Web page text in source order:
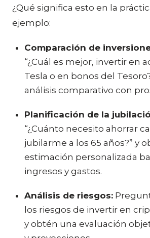
¿Qué significa esto en la
ejemplo:
Comparación de
“¿Cuál es mejor, invertir en
Tesla o en bonos del
análisis comparativo con
Planificación de la
“¿Cuánto necesito ahorrar
jubilarme a los 65 años?” y
estimación personalizada
ingresos y gastos.
Análisis de riesgos:
los riesgos de invertir en
y obtén una evaluación